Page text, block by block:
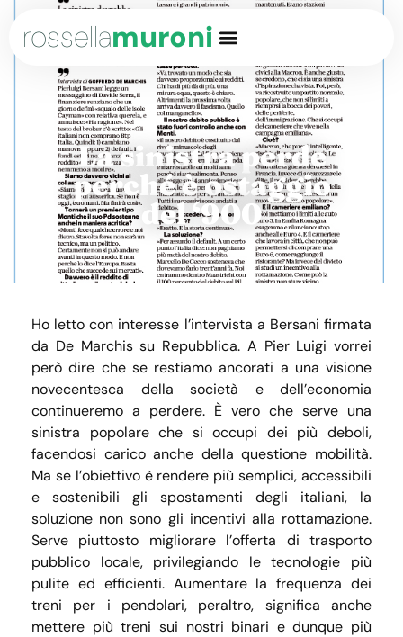
rossellamuroni
La sinistra perde
perché è ostaggio
del ‘900
Ho letto con interesse l’intervista a Bersani firmata
da De Marchis su Repubblica. A Pier Luigi vorrei
però dire che se restiamo ancorati a una visione
novecentesca della società e dell’economia
continueremo a perdere. È vero che serve una
sinistra popolare che si occupi dei più deboli,
facendosi carico anche della questione mobilità.
Ma se l’obiettivo è rendere più semplici, accessibili
e sostenibili gli spostamenti degli italiani, la
soluzione non sono gli incentivi alla rottamazione.
Serve piuttosto migliorare l’offerta di trasporto
pubblico locale, privilegiando le tecnologie più
pulite ed efficienti. Aumentare la frequenza dei
treni per i pendolari, peraltro, significa anche
mettere più treni sui nostri binari e dunque più